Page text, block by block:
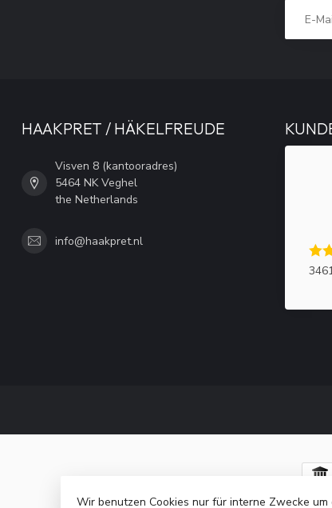
HAAKPRET / HÄKELFREUDE
Visven 8 (kantooradres)
5464 NK Veghel
the Netherlands
info@haakpret.nl
Wir benutzen Cookies nur für interne Zwecke